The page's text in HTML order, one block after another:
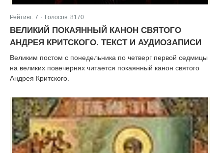
Рейтинг: 7 Голосов: 8170
ВЕЛИКИЙ ПОКАЯННЫЙ КАНОН CВЯТОГО
АНДРЕЯ КРИТСКОГО. ТЕКСТ И АУДИОЗАПИСИ
Великим постом с понедельника по четверг первой седмицы
на великих повечернях читается покаянный канон святого
Андрея Критского.